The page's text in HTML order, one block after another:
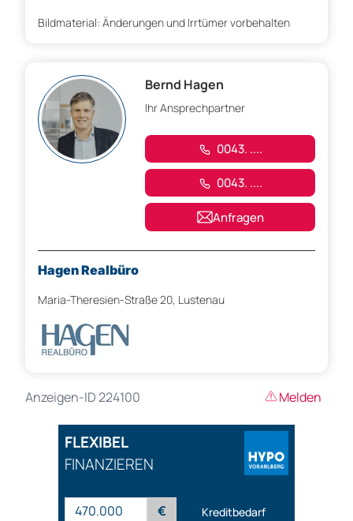
Bildmaterial: Änderungen und Irrtümer vorbehalten
Bernd Hagen
Ihr Ansprechpartner
0043. ....
0043. ....
Anfragen
Hagen Realbüro
Maria-Theresien-Straße 20, Lustenau
Anzeigen-ID 224100 Melden
FLEXIBEL
FINANZIEREN
€ Kreditbedarf